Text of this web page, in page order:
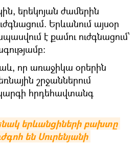
երեկոյան ժամերին
Երևանում այսօր
է քամու ուժգնացում՝
որ առաջիկա օրերին
շրջաններում
հրդեհավտանգ
երևանցիների բախտը
են Սուրենյանի